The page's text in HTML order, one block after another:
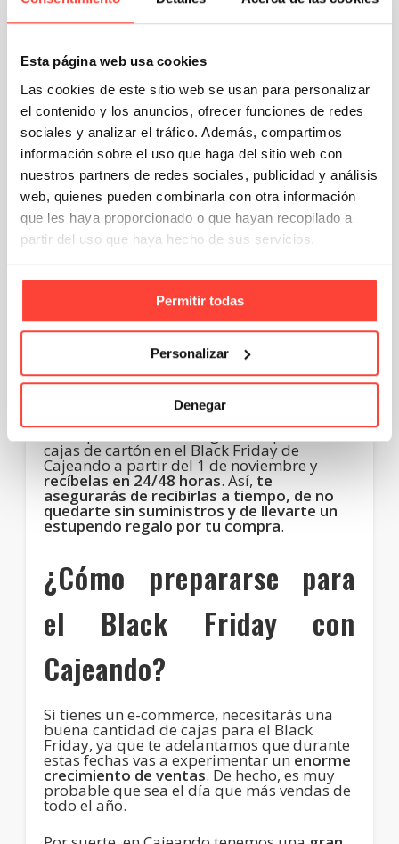
Esta página web usa cookies
Las cookies de este sitio web se usan para personalizar
el contenido y los anuncios, ofrecer funciones de redes
sociales y analizar el tráfico. Además, compartimos
información sobre el uso que haga del sitio web con
nuestros partners de redes sociales, publicidad y análisis
web, quienes pueden combinarla con otra información
que les haya proporcionado o que hayan recopilado a
partir del uso que haya hecho de sus servicios.
Permitir todas
Personalizar
Denegar
descuentos de hasta el 30% en todos
nuestros productos y envíos gratis a partir
Friday y durante todo el año.
¿Te parece poco? Pues atento, porque
además te llevarás un regalo seguro
totalmente gratis por tus compras: un
calendario 2024 o una botella para la
oficina para los pedidos que superen los
100€ + IVA.
Como ves,prepararse para el Black Friday
con Cajeando es muy fácil, y además
puedes hacerlo con antelación para
asegurarte de recibir tus cajas con el
tiempo suficiente y tramitar todas tus
Esto es algo muy importante, ya que en las
fechas cercanas al Black Friday, las
agencias de transporte suelen estar
bastante colapsadas porque la mayoría de
empresas empiezan a prepararse con muy
poco margen… lo que podría provocar que
no recibieras tus cajas y embalajes a
Si no quieres correr riesgos, compra tus
cajas de cartón en el Black Friday de
Cajeando a partir del 1 de noviembre y
recíbelas en 24/48 horas. Así, te
asegurarás de recibirlas a tiempo, de no
quedarte sin suministros y de llevarte un
estupendo regalo por tu compra.
¿Cómo prepararse para
el Black Friday con
Cajeando?
Si tienes un e-commerce, necesitarás una
buena cantidad de cajas para el Black
Friday, ya que te adelantamos que durante
estas fechas vas a experimentar un enorme
crecimiento de ventas. De hecho, es muy
probable que sea el día que más vendas de
todo el año.